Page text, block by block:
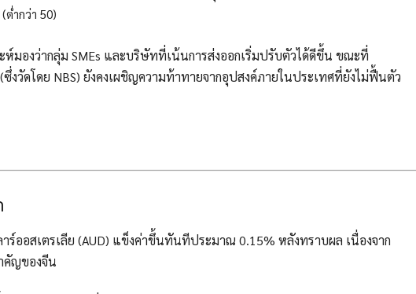
(ต่ำกว่า 50)
ห์มองว่ากลุ่ม SMEs และบริษัทที่เน้นการส่งออกเริ่มปรับตัวได้ดีขึ้น ขณะที่
งวัดโดย NBS) ยังคงเผชิญความท้าทายจากอุปสงค์ภายในประเทศที่ยังไม่ฟื้นตัว
าร์ออสเตรเลีย (AUD) แข็งค่าขึ้นทันทีประมาณ 0.15% หลังทราบผล เนื่องจาก
คัญของจีน